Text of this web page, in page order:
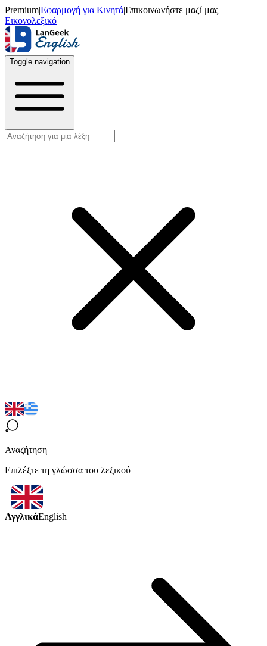
Premium|Εφαρμογή για Κινητά|Επικοινωνήστε μαζί μας|
Εικονολεξικό
Toggle navigation
Αναζήτηση
Επιλέξτε τη γλώσσα του λεξικού
ΑγγλικάEnglish